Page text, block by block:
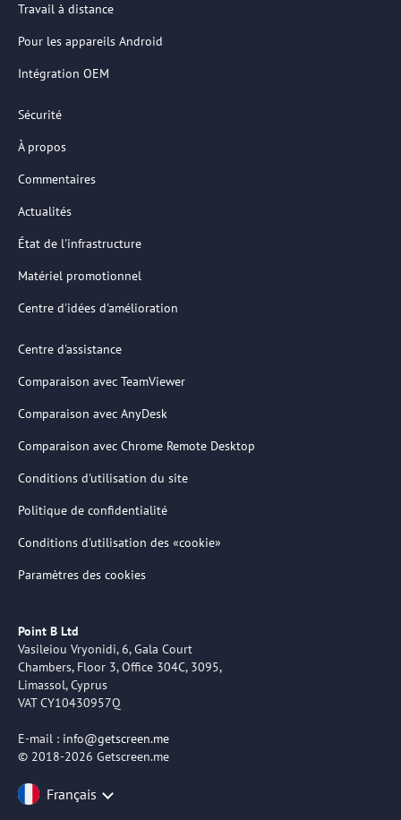
Travail à distance
Pour les appareils Android
Intégration OEM
Sécurité
À propos
Commentaires
Actualités
État de l'infrastructure
Matériel promotionnel
Centre d'idées d'amélioration
Centre d'assistance
Comparaison avec TeamViewer
Comparaison avec AnyDesk
Comparaison avec Chrome Remote Desktop
Conditions d'utilisation du site
Politique de confidentialité
Conditions d'utilisation des «cookie»
Paramètres des cookies
Point B Ltd
Vasileiou Vryonidi, 6, Gala Court
Chambers, Floor 3, Office 304C, 3095,
Limassol, Cyprus
VAT CY10430957Q
E-mail : info@getscreen.me
© 2018-2026 Getscreen.me
Français